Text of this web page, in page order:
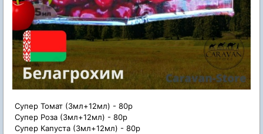
Супер Томат (3мл+12мл) - 80р
Супер Роза (3мл+12мл) - 80р
Супер Капуста (3мл+12мл) - 80р